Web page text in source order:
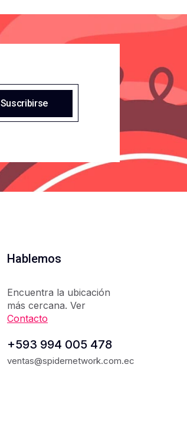
Suscribirse
Hablemos
Encuentra la ubicación
más cercana. Ver
Contacto
+593 994 005 478
ventas@spidernetwork.com.ec